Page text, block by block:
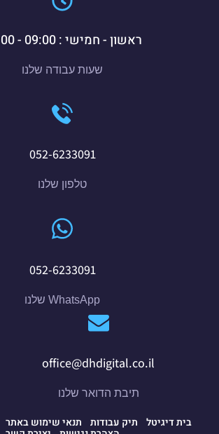
ראשון - חמישי : 09:00 - 17:00
שעות עבודה שלנו
052-6233091
טלפון שלנו
052-6233091
WhatsApp שלנו
office@dhdigital.co.il
תיבת הדואר שלנו
בית דיגיטל תיק עבודות תנאי שימוש באתר